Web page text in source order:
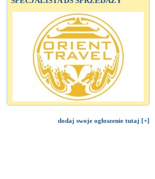
dodaj swoje ogłoszenie tutaj [+]